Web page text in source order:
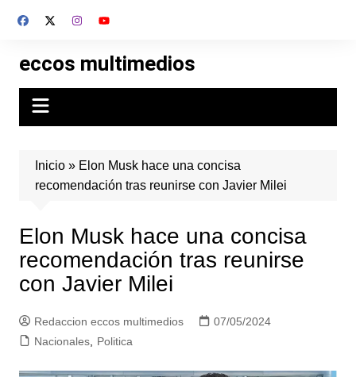
eccos multimedios
Inicio» Elon Musk hace una concisa
recomendación tras reunirse con Javier Milei
Elon Musk hace una concisa
recomendación tras reunirse
con Javier Milei
Redaccion eccos multimedios
07/05/2024
Nacionales, Politica